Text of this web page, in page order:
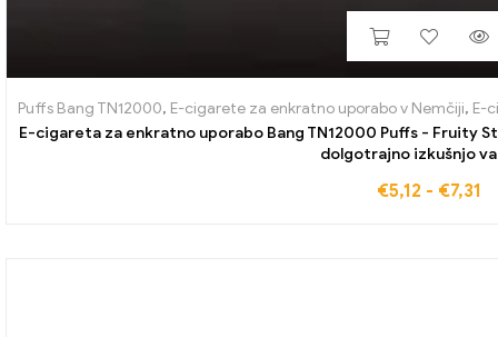
Puffs Bang TN12000, E-cigarete za enkratno uporabo v Nemčiji, E-
E-cigareta za enkratno uporabo Bang TN12000 Puffs - Fruity
dolgotrajno izkušnjo
€5,12 - €7,31